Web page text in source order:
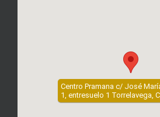
Centro Pramana c/ José
1, entresuelo 1 Torrelavega,